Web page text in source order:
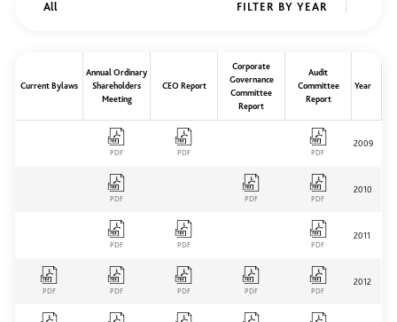
FILTER BY YEAR
Year
Audit
Committee
Report
Corporate
Governance
Committee
Report
CEO Report
Annual Ordinary
Shareholders
Meeting
Current Bylaws
2009
PDF
PDF
PDF
2010
PDF
PDF
PDF
2011
PDF
PDF
PDF
2012
PDF
PDF
PDF
PDF
PDF